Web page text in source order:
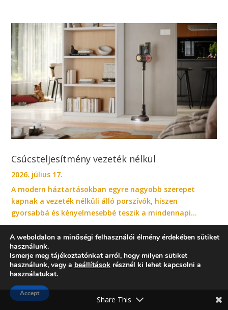
Csúcsteljesítmény vezeték nélkül
2026. július 17.
A modern háztartásokban egyre nagyobb szerepet
kapnak a vezeték nélküli álló porszívók, hiszen
gyorsabbá és kényelmesebbé teszik a mindennapi...
Intelligens tisztaság minden mosogatásnál
2026. július 16.
A weboldalon a minőségi felhasználói élmény érdekében sütiket
használunk.
Ismerje meg tájékoztatónkat arról, hogy milyen sütiket
használunk, vagy a beállítások résznél ki lehet kapcsolni a
használatukat.
Accept
Share This